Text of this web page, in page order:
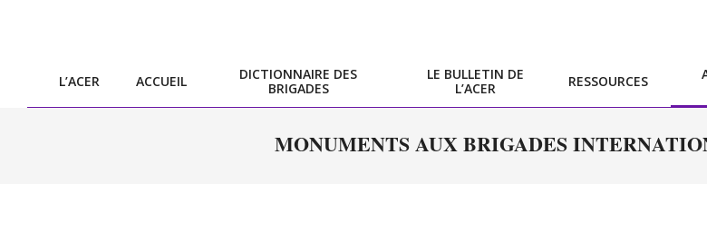
Primary
Menu
L’ACER ACCUEIL
DICTIONNAIRE DES
BRIGADES
LE BULLETIN DE
L’ACER
RESSOURCES
MONUMENTS AUX BRIGADES